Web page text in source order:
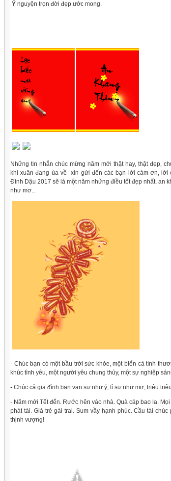
Ý nguyện trọn đời đẹp ước mong.
Những tin nhắn chúc mừng năm mới thật hay, thật đẹp,
khí xuân đang ùa về
xin gửi đến các bạn lời cảm ơn, lời
Đinh Dậu 2017 sẽ là một năm những điều tốt đẹp nhất, an
như mơ...
- Chúc bạn có một bầu trời sức khỏe, một biển cả tình
khúc tình yêu, một người yêu chung thủy, một sự nghiệp
- Chúc cả gia đình bạn vạn sự như ý, tỉ sự như mơ, triệu
- Năm mới Tết đến. Rước hên vào nhà. Quà cáp bao la.
phát tài. Già trẻ gái trai. Sum vầy hạnh phúc. Cầu tài
thịnh vượng!